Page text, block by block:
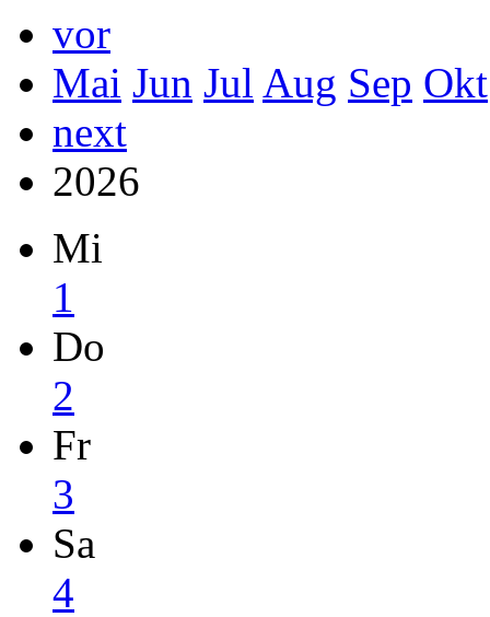
vor
Mai Jun Jul Aug Sep Okt
next
2026
Mi
1
Do
2
Fr
3
Sa
4